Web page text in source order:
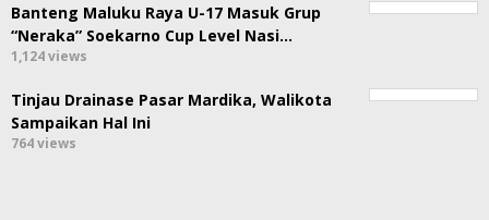
Banteng Maluku Raya U-17 Masuk Grup
“Neraka” Soekarno Cup Level Nasi…
1,124 views
Tinjau Drainase Pasar Mardika, Walikota
Sampaikan Hal Ini
764 views